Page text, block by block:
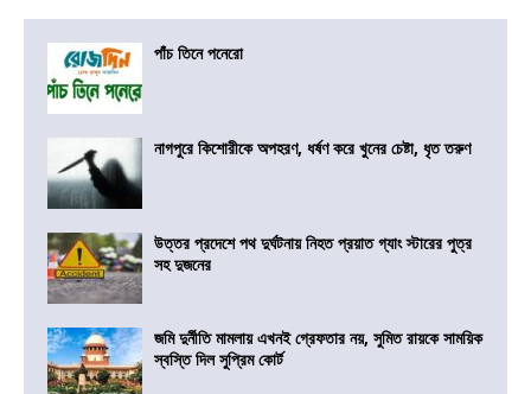
পাঁচ তিনে পনেরো
নাগপুরে কিশোরীকে অপহরণ, ধর্ষণ করে খুনের চেষ্টা, ধৃত তরুণ
উত্তর প্রদেশে পথ দুর্ঘটনায় নিহত প্রয়াত গ্যাং স্টারের পুত্র
সহ দুজনের
জমি দুর্নীতি মামলায় এখনই গ্রেফতার নয়, সুমিত রায়কে সাময়িক
স্বস্তি দিল সুপ্রিম কোর্ট